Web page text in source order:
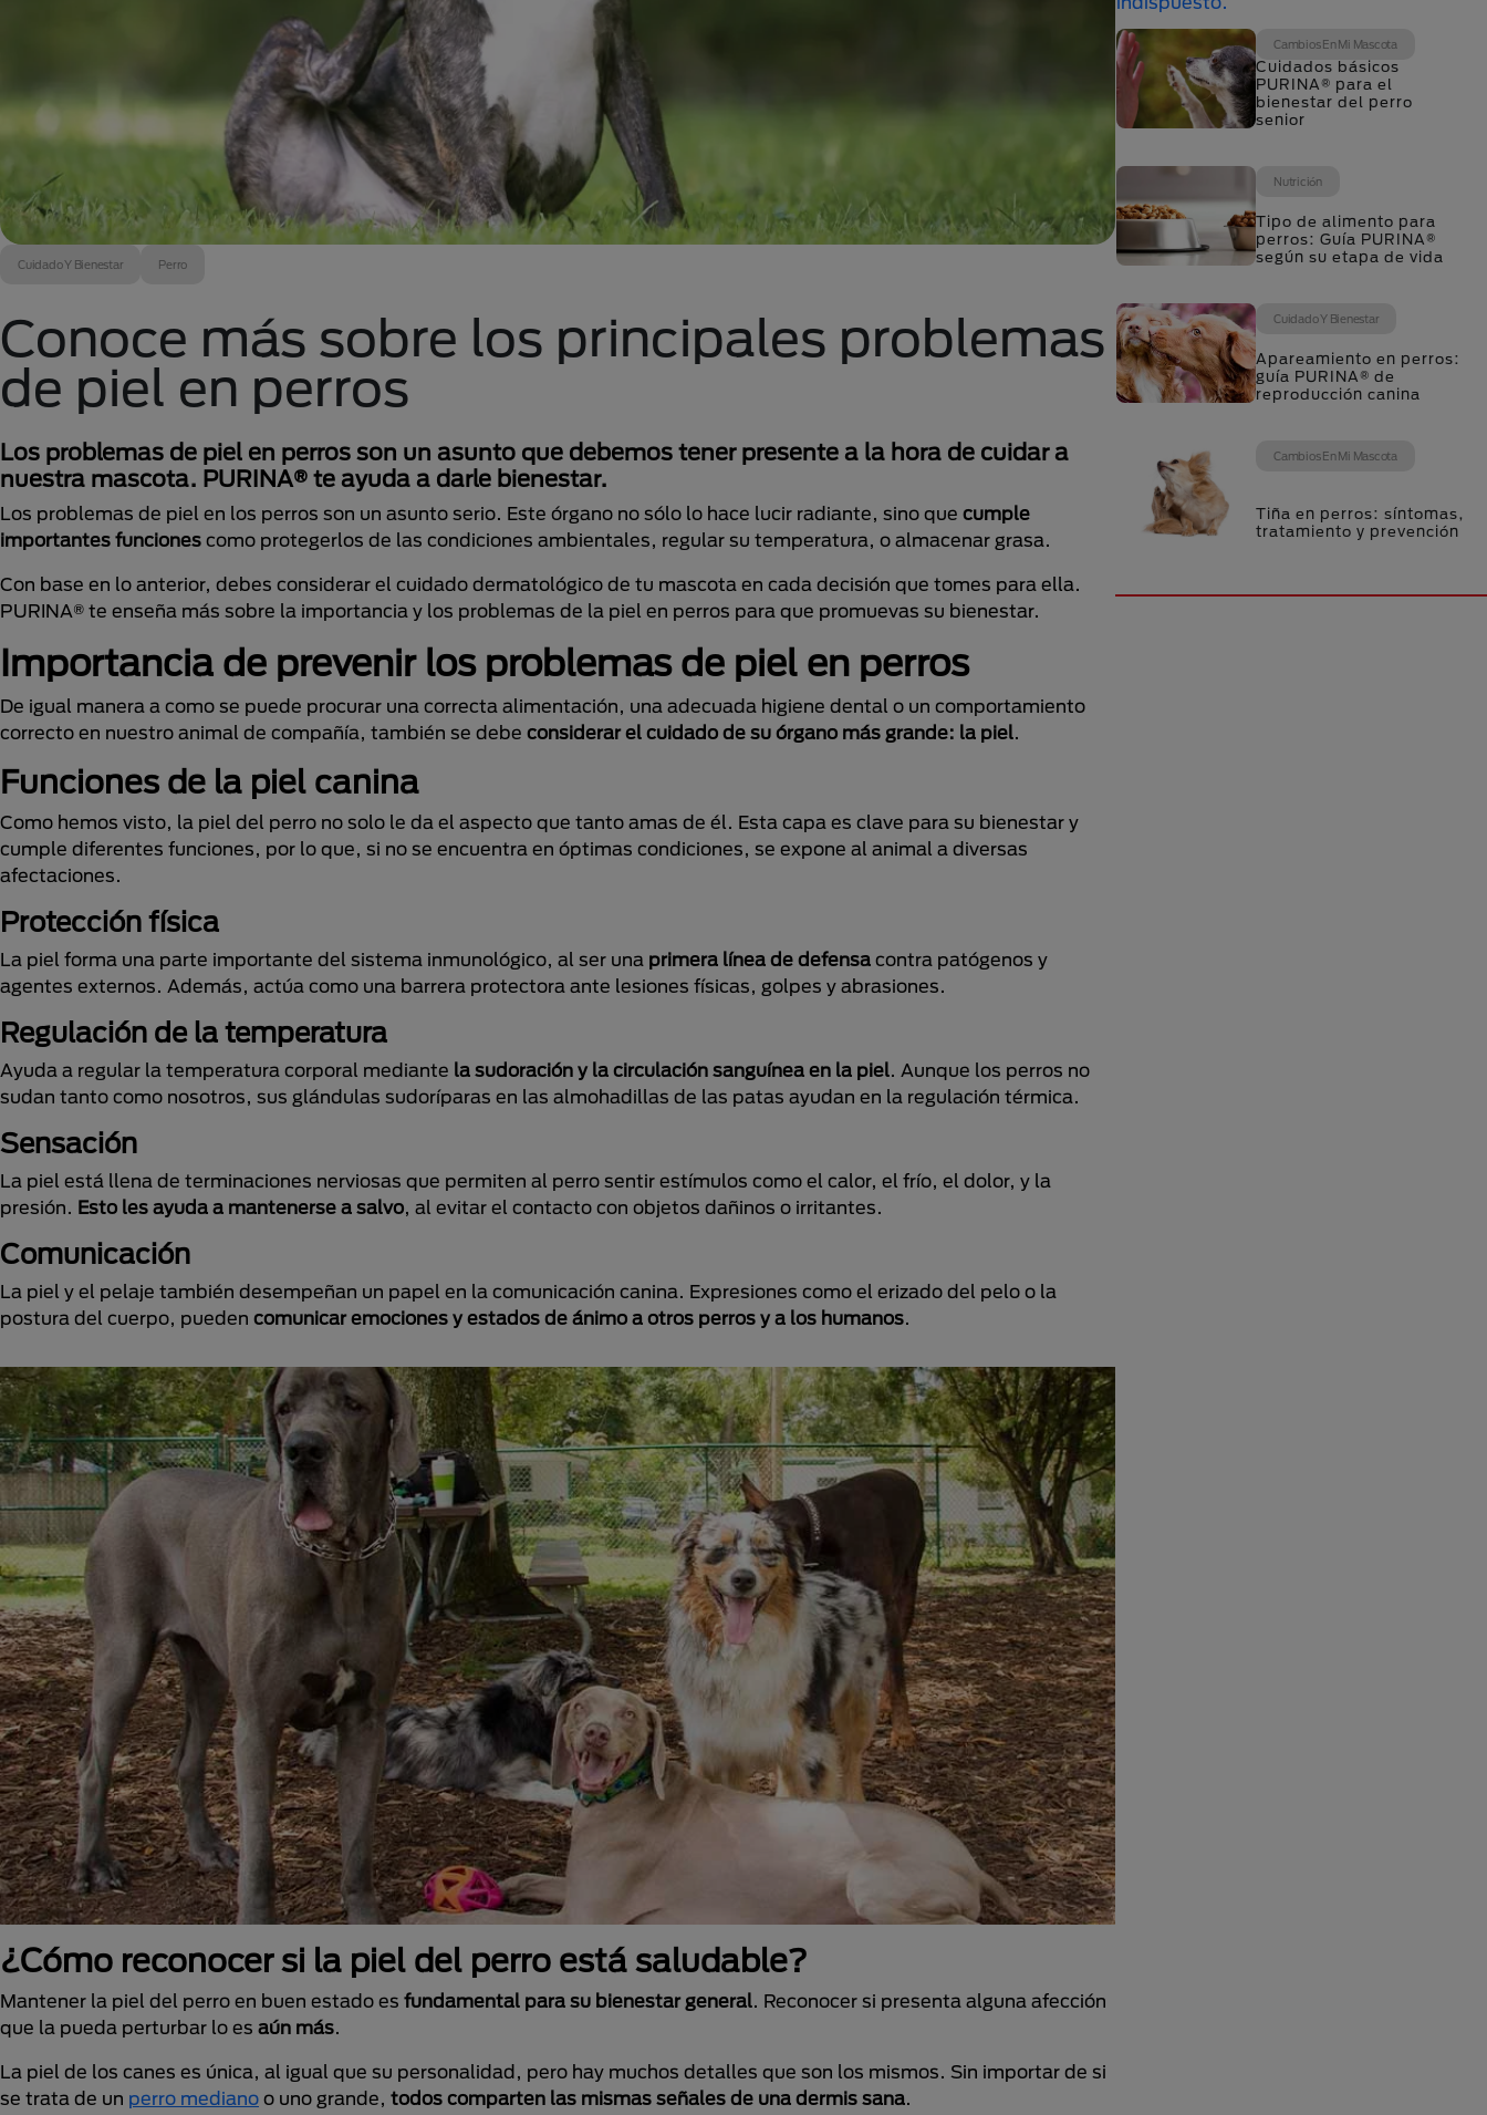
Cuidado Y Bienestar Perro
Conoce más sobre los principales problemas
de piel en perros
Los problemas de piel en perros son un asunto que debemos tener presente a la hora de cuidar a
nuestra mascota. PURINA® te ayuda a darle bienestar.
Los problemas de piel en los perros son un asunto serio. Este órgano no sólo lo hace lucir radiante, sino que cumple
importantes funciones como protegerlos de las condiciones ambientales, regular su temperatura, o almacenar grasa.
Con base en lo anterior, debes considerar el cuidado dermatológico de tu mascota en cada decisión que tomes para ella.
PURINA® te enseña más sobre la importancia y los problemas de la piel en perros para que promuevas su bienestar.
Importancia de prevenir los problemas de piel en perros
De igual manera a como se puede procurar una correcta alimentación, una adecuada higiene dental o un comportamiento
correcto en nuestro animal de compañía, también se debe considerar el cuidado de su órgano más grande: la piel.
Funciones de la piel canina
Como hemos visto, la piel del perro no solo le da el aspecto que tanto amas de él. Esta capa es clave para su bienestar y
cumple diferentes funciones, por lo que, si no se encuentra en óptimas condiciones, se expone al animal a diversas
afectaciones.
Protección física
La piel forma una parte importante del sistema inmunológico, al ser una primera línea de defensa contra patógenos y
agentes externos. Además, actúa como una barrera protectora ante lesiones físicas, golpes y abrasiones.
Regulación de la temperatura
Ayuda a regular la temperatura corporal mediante la sudoración y la circulación sanguínea en la piel. Aunque los perros no
sudan tanto como nosotros, sus glándulas sudoríparas en las almohadillas de las patas ayudan en la regulación térmica.
Sensación
La piel está llena de terminaciones nerviosas que permiten al perro sentir estímulos como el calor, el frío, el dolor, y la
presión. Esto les ayuda a mantenerse a salvo, al evitar el contacto con objetos dañinos o irritantes.
Comunicación
La piel y el pelaje también desempeñan un papel en la comunicación canina. Expresiones como el erizado del pelo o la
postura del cuerpo, pueden comunicar emociones y estados de ánimo a otros perros y a los humanos.
¿Cómo reconocer si la piel del perro está saludable?
Mantener la piel del perro en buen estado es fundamental para su bienestar general. Reconocer si presenta alguna afección
que la pueda perturbar lo es aún más.
La piel de los canes es única, al igual que su personalidad, pero hay muchos detalles que son los mismos. Sin importar de si
se trata de un perro mediano o uno grande, todos comparten las mismas señales de una dermis sana.
Cambios En Mi Mascota
Cuidados básicos
PURINA® para el
bienestar del perro
senior
Nutrición
Tipo de alimento para
perros: Guía PURINA®
según su etapa de vida
Cuidado Y Bienestar
Apareamiento en perros:
guía PURINA® de
reproducción canina
Cambios En Mi Mascota
Tiña en perros: síntomas,
tratamiento y prevención